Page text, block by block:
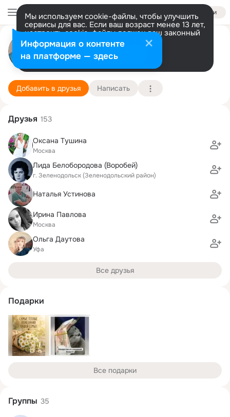
Войти
Мы используем cookie-файлы, чтобы улучшить
сервисы для вас. Если ваш возраст менее 13 лет,
настроить cookie-файлы должен ваш законный
представитель. Больше информации
Разрешить все Настроить
Александр Федотов
7 марта
Школа № 65 Казанского отделения
Подробнее
Добавить в друзья Написать
Друзья 153
Оксана Тушина
Москва
Лида Белобородова (Воробей)
г. Зеленодольск (Зеленодольский район)
Наталья Устинова
Ирина Павлова
Москва
Ольга Даутова
Уфа
Все друзья
Подарки
Все подарки
Группы 35
Информация о контенте
на платформе — здесь